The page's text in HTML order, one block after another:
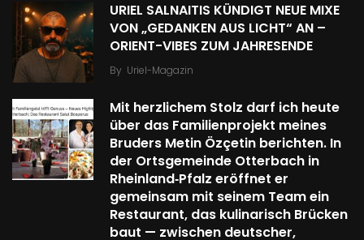
URIEL SALNAITIS KÜNDIGT NEUE MIXE
VON „GEDANKEN AUS LICHT“ AN –
ORIENT-VIBES ZUM JAHRESENDE
By Uriel-Magazin
Mit herzlichem Stolz darf ich heute
über das Familien­projekt meines
Bruders Metin Özçetin berichten. In
der Ortsgemeinde Otterbach in
Rheinland‑Pfalz eröffnet er
gemeinsam mit seinem Team ein
Restaurant, das kulinarisch Brücken
baut — zwischen deutscher,